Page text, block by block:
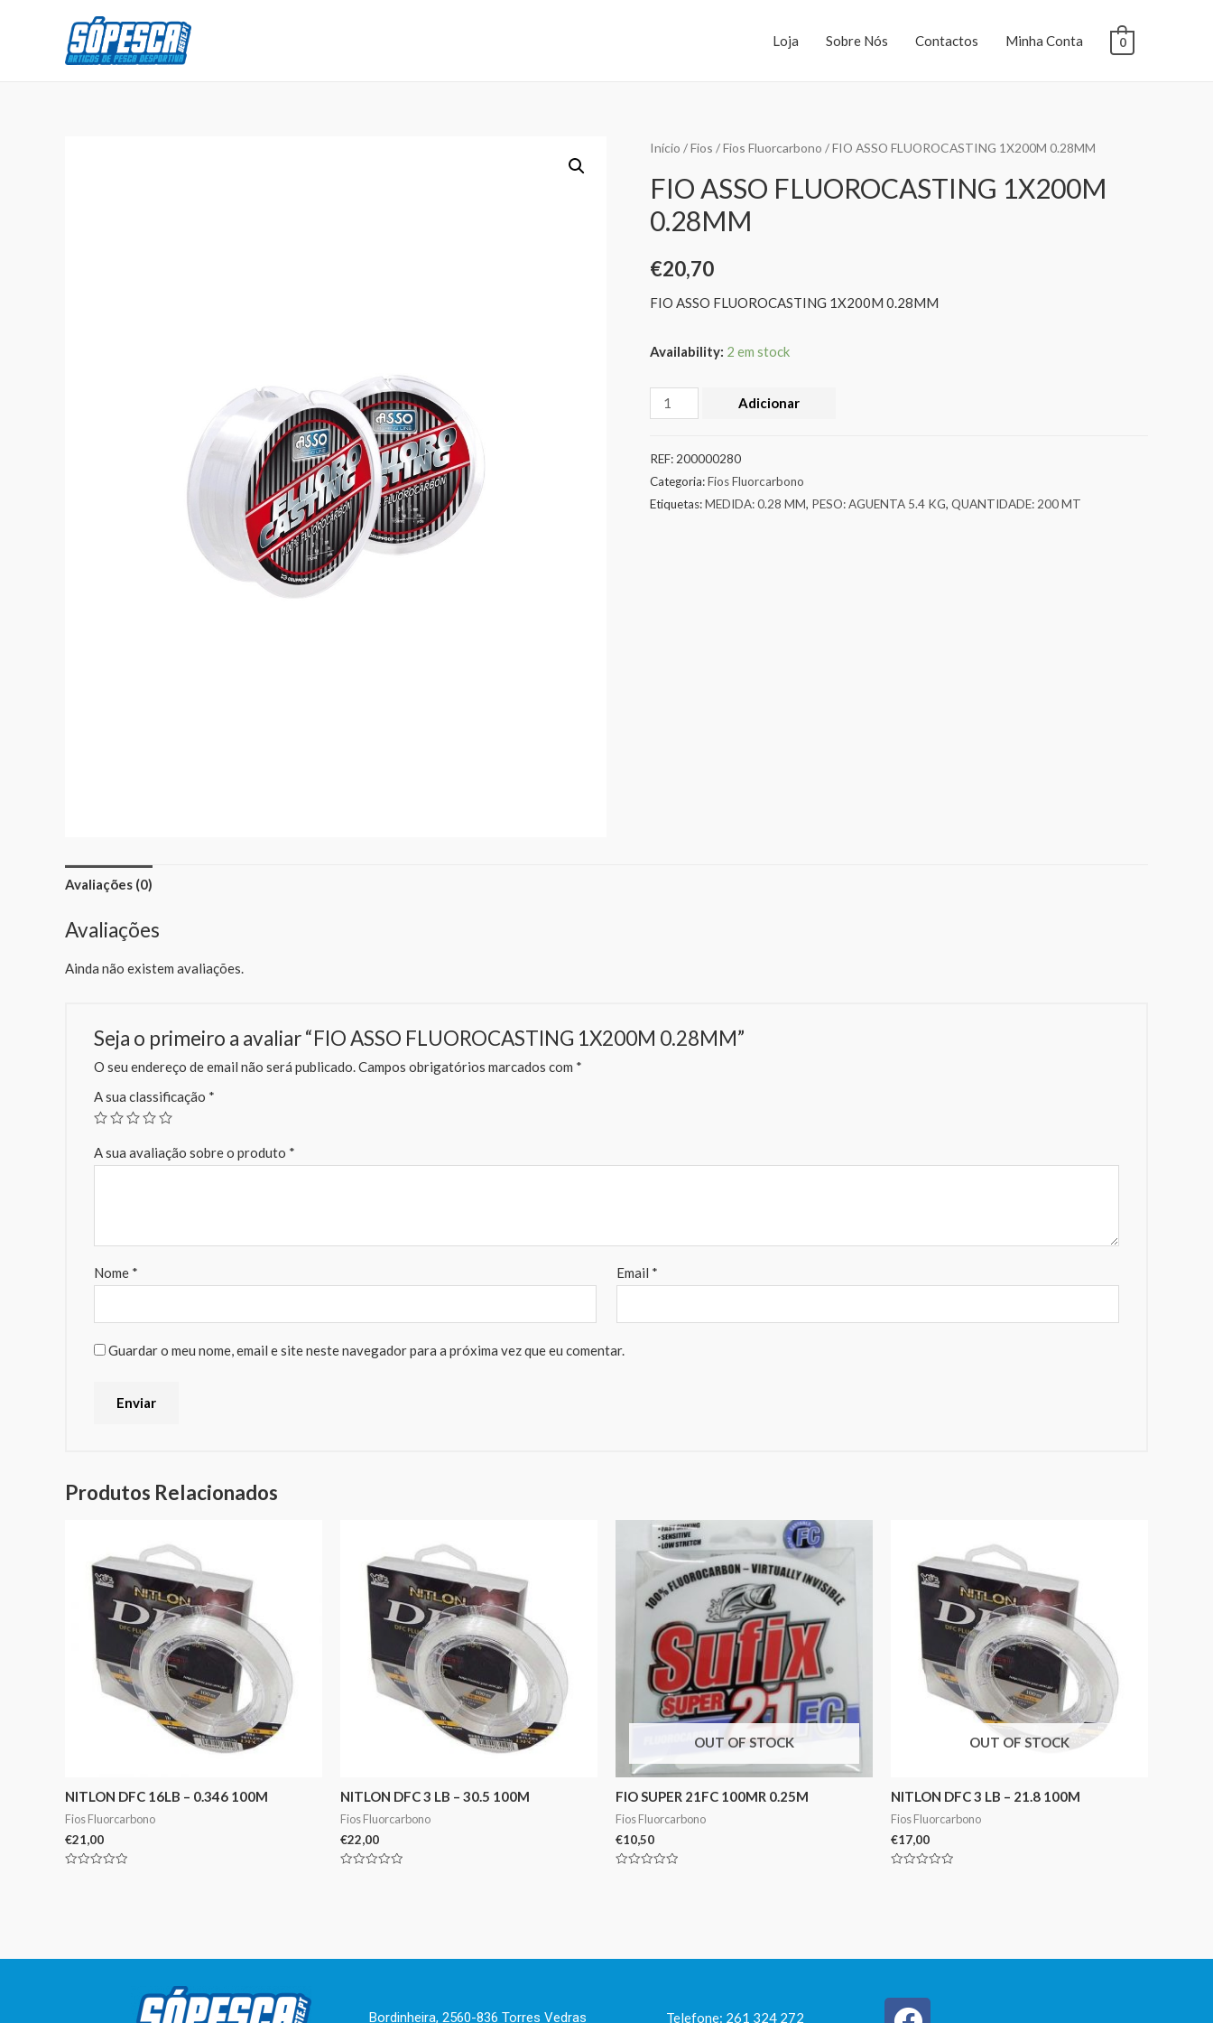
Loja Sobre Nós Contactos Minha Conta 0
Início /Fios /Fios Fluorcarbono / FIO ASSO FLUOROCASTING 1X200M 0.28MM
FIO ASSO FLUOROCASTING 1X200M
0.28MM
€20,70
FIO ASSO FLUOROCASTING 1X200M 0.28MM
Availability: 2 em stock
Adicionar
REF:200000280
Categoria:Fios Fluorcarbono
Etiquetas:MEDIDA: 0.28 MM, PESO: AGUENTA 5.4 KG, QUANTIDADE: 200 MT
Avaliações (0)
Avaliações
Ainda não existem avaliações.
Seja o primeiro a avaliar “FIO ASSO FLUOROCASTING 1X200M 0.28MM”
O seu endereço de email não será publicado.Campos obrigatórios marcados com *
A sua classificação *
A sua avaliação sobre o produto *
Nome * Email *
Guardar o meu nome, email e site neste navegador para a próxima vez que eu comentar.
Produtos Relacionados
NITLON DFC 16LB – 0.346 100M
Fios Fluorcarbono
€21,00
NITLON DFC 3 LB – 30.5 100M
Fios Fluorcarbono
€22,00
OUT OF STOCK
FIO SUPER 21FC 100MR 0.25M
Fios Fluorcarbono
€10,50
OUT OF STOCK
NITLON DFC 3 LB – 21.8 100M
Fios Fluorcarbono
€17,00
Bordinheira, 2560-836 Torres Vedras Telefone: 261 324 272